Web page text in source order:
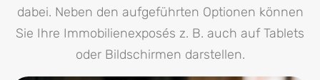
dabei. Neben den aufgeführten Optionen können
Sie Ihre Immobilienexposés z. B. auch auf Tablets
oder Bildschirmen darstellen.